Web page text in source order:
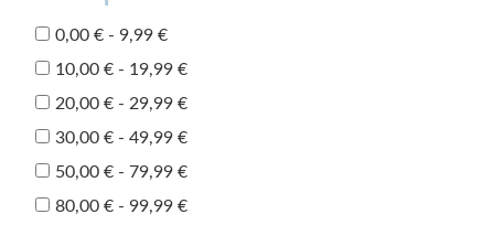
0,00 € - 9,99 €
10,00 € - 19,99 €
20,00 € - 29,99 €
30,00 € - 49,99 €
50,00 € - 79,99 €
80,00 € - 99,99 €